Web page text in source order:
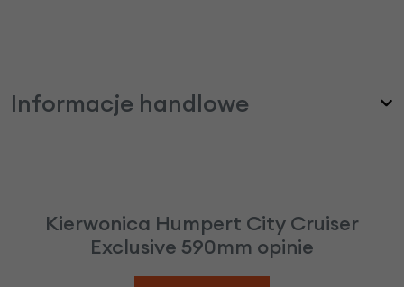
Informacje handlowe
Kierwonica Humpert City Cruiser
Exclusive 590mm opinie